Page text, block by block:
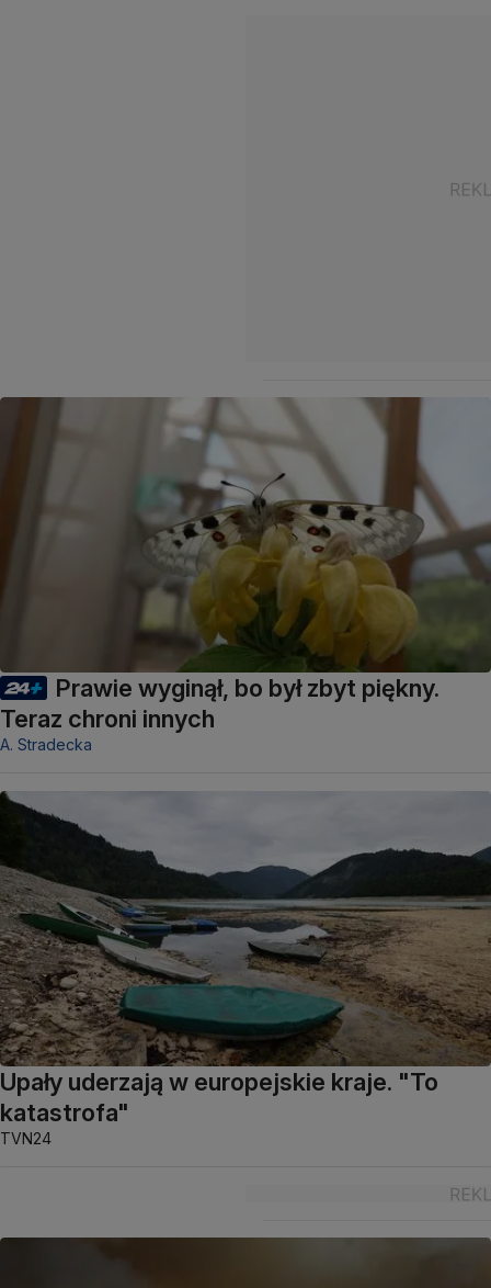
Prawie wyginął, bo był zbyt piękny.
Teraz chroni innych
A. Stradecka
Upały uderzają w europejskie kraje. "To
katastrofa"
TVN24